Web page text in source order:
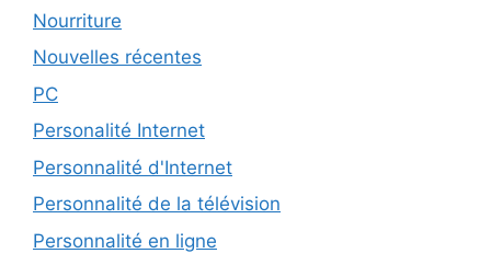
Nourriture
Nouvelles récentes
PC
Personalité Internet
Personnalité d'Internet
Personnalité de la télévision
Personnalité en ligne